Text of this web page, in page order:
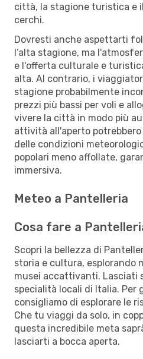
città, la stagione turistica e
cerchi.
Dovresti anche aspettarti
l’alta stagione, ma
e l'offerta culturale e
alta. Al contrario, i
stagione probabilmente
prezzi più bassi per voli e
vivere la città in modo più
attività all'aperto
delle condizioni
popolari meno affollate,
immersiva.
Meteo a Pantelleria
Cosa fare a
Scopri la bellezza di
storia e cultura, esplorando
musei accattivanti. Lasciati
specialità locali di Italia. Per
consigliamo di esplorare le
Che tu viaggi da solo, in
questa incredibile meta
lasciarti a bocca aperta.